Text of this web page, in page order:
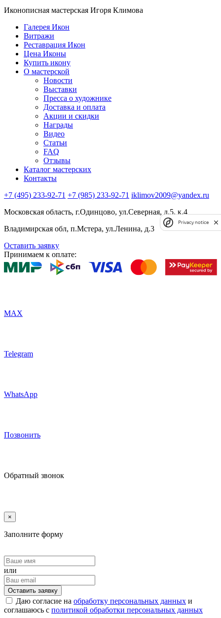
Иконописная мастерская Игоря Климова
Галерея Икон
Витражи
Реставрация Икон
Цена Иконы
Купить икону
О мастерской
Новости
Выставки
Пресса о художнике
Доставка и оплата
Акции и скидки
Награды
Видео
Статьи
FAQ
Отзывы
Каталог мастерских
Контакты
+7 (495) 233-92-71 +7 (985) 233-92-71 iklimov2009@yandex.ru
Московская область, г.Одинцово, ул.Северная, д.5, к.4
Владимирская обл, п.Мстера, ул.Ленина, д.3
Оставить заявку
Принимаем к оплате:
MAX
Telegram
WhatsApp
Позвонить
Обратный звонок
×
Заполните форму
или
Оставить заявку
Даю согласие на обработку персональных данных и
соглашаюсь с политикой обработки персональных данных
Privacy notice